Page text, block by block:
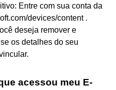
Entre com sua conta da
devices/content .
deseja remover e
os detalhes do seu
acessou meu E-